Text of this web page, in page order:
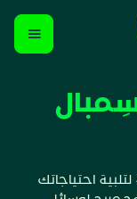
سِمبال
صُممت باقة سِمبال 34 وسِمبال فليكس 34 لتلبية احتياجاتك